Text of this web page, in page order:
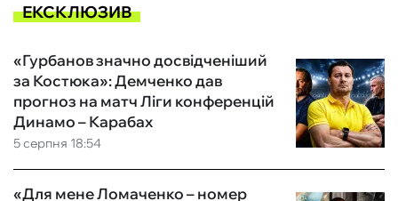
ЕКСКЛЮЗИВ
5 серпня 18:54
«Гурбанов значно досвідченіший
за Костюка»: Демченко дав
прогноз на матч Ліги конференцій
Динамо – Карабах
«Для мене Ломаченко – номер